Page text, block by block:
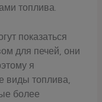
топлива.
показаться
для печей, они
я
виды топлива,
более